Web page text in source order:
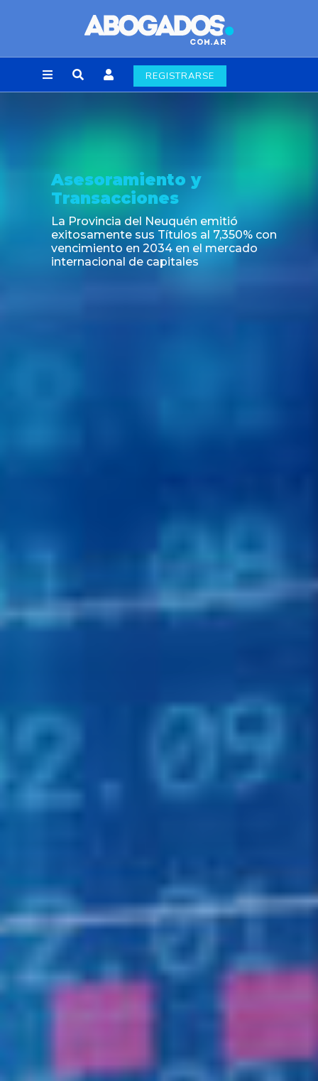
REGISTRARSE
Asesoramiento y
Transacciones
La Provincia del Neuquén emitió
exitosamente sus Títulos al 7,350% con
vencimiento en 2034 en el mercado
internacional de capitales